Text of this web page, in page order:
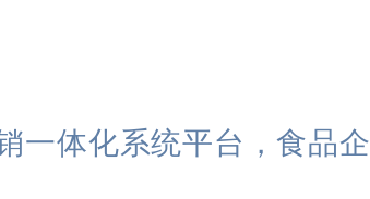
一体化系统平台，食品企